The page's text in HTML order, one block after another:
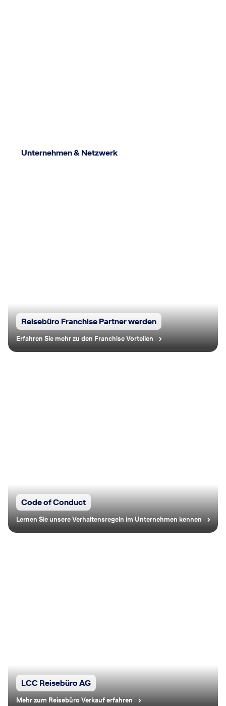
Unternehmen & Netzwerk
Reisebüro Franchise Partner werden
Erfahren Sie mehr zu den Franchise Vorteilen
Code of Conduct
Lernen Sie unsere Verhaltensregeln im Unternehmen kennen
LCC Reisebüro AG
Mehr zum Reisebüro Verkauf erfahren